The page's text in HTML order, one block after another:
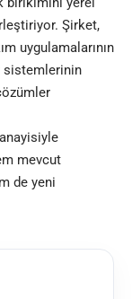
Şirket,
uygulamalarının
sistemlerinin
mevcut
de yeni